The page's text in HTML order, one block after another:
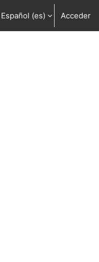
búsqueda de entrada
Español ‎(es)‎ Acceder